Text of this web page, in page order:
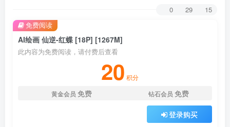
0 29 15
AI绘画 仙逆-红蝶 [18P] [1267M]
此内容为免费阅读，请付费后查看
20 积分
黄金会员 免费 钻石会员 免费
登录购买
免费阅读